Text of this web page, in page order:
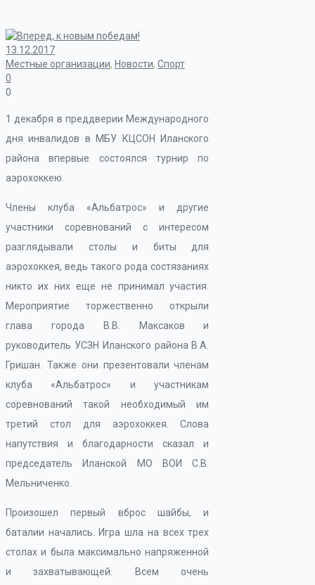
13.12.2017
Местные организации, Новости, Спорт
0
0
1 декабря в преддверии Международного
дня инвалидов в МБУ КЦСОН Иланского
района впервые состоялся турнир по
аэрохоккею.
Члены клуба «Альбатрос» и другие
участники соревнований с интересом
разглядывали столы и биты для
аэрохоккея, ведь такого рода состязаниях
никто их них еще не принимал участия.
Мероприятие торжественно открыли
глава города В.В. Максаков и
руководитель УСЗН Иланского района В.А.
Гришан. Также они презентовали членам
клуба «Альбатрос» и участникам
соревнований такой необходимый им
третий стол для аэрохоккея. Слова
напутствия и благодарности сказал и
председатель Иланской МО ВОИ С.В.
Мельниченко.
Произошел первый вброс шайбы, и
баталии начались. Игра шла на всех трех
столах и была максимально напряженной
и захватывающей. Всем очень